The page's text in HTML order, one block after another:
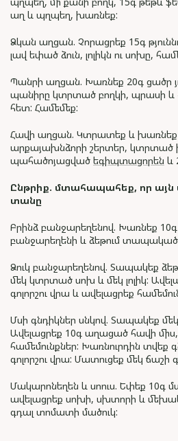
աղ և պղպեղ, խառնեք:
Ձկան աղցան. Չորացրեք 15գ
լավ եփած ձուն, լոլիկն ու սոխը,
Պանրի աղցան. Խառնեք 20գ ցածր
պանիրը կտրտած բողկի, պրասի և
հետ: Համեմեք:
Հավի աղցան. Կտրատեք և խառնեք
արքայախնձորի շերտեր, կտրտած
պահածոյացված եգիպտացորեն և
Ընթրիք. մտահապահեք, որ այն
տանը
Բրինձ բանջարեղենով. Խառնեք
բանջարեղենի և ձեթում տապակած
Ձուկ բանջարեղենով. Տապակեք
մեկ կտրտած սոխ և մեկ լոլիկ:
գոլորշու վրա և ավելացրեք
Մսի գնդիկներ սնկով. Տապակեք
Ավելացրեք 10գ աղացած հավի
համեմունքներ: Խառնուրդին տվեք
գոլորշու վրա: Մատուցեք մեկ ճաշի
Մակարոնեղեն և սոուս. Եփեք 10գ
ավելացրեք սոխի, սխտորի և
գդալ տոմատի մածուկ: